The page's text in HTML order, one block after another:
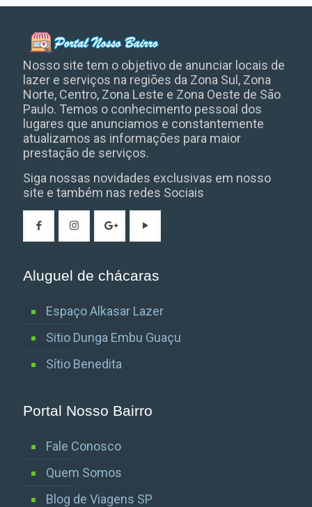
Nosso site tem o objetivo de anunciar locais de
lazer e serviços na regiões da Zona Sul, Zona
Norte, Centro, Zona Leste e Zona Oeste de São
Paulo. Temos o conhecimento pessoal dos
lugares que anunciamos e constantemente
atualizamos as informações para maior
prestação de serviços.
Siga nossas novidades exclusivas em nosso
site e também nas redes Sociais
Aluguel de chácaras
Espaço Alkasar Lazer
Sitio Dunga Embu Guaçu
Sítio Benedita
Portal Nosso Bairro
Fale Conosco
Quem Somos
Blog de Viagens SP